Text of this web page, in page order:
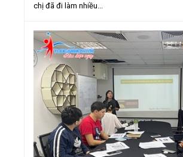
chị đã đi làm nhiều...